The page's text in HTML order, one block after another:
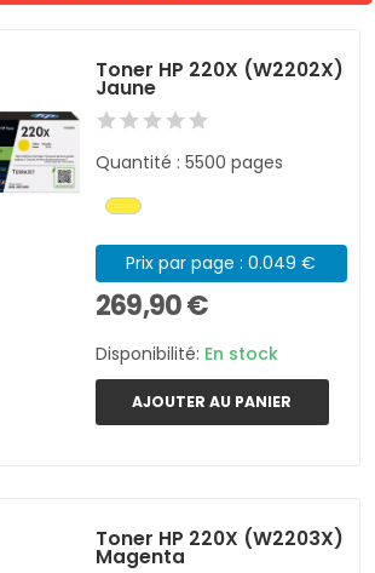
Toner HP 220X (W2202X)
Jaune
Quantité : 5500 pages
Prix par page : 0.049 €
269,90 €
Disponibilité: En stock
AJOUTER AU PANIER
Toner HP 220X (W2203X)
Magenta